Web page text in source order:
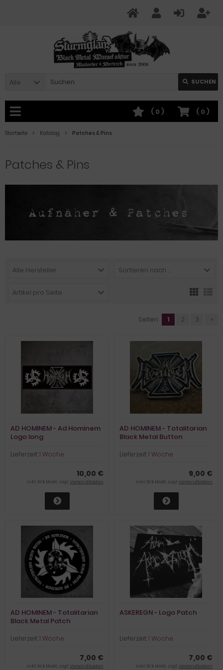
Alle SUCHEN
( 0 )
( 0 )
Startseite Katalog Patches & Pins
Patches & Pins
Alle Hersteller Sortieren nach ...
Artikel pro Seite
Seiten: 1 2 3 »
AD HOMINEM - Ad Hominem
Logo long
Lieferzeit:1 Woche
10,00 €
inkl. 19 % MwSt. zzgl.Versandkosten
AD HOMINEM - Totalitarian
Black Metal Button
Lieferzeit:1 Woche
9,00 €
inkl. 19 % MwSt. zzgl.Versandkosten
AD HOMINEM - Totalitarian
Black Metal Patch
Lieferzeit:1 Woche
7,00 €
inkl. 19 % MwSt. zzgl.Versandkosten
ASKEREGN - Logo Patch
Lieferzeit:1 Woche
7,00 €
inkl. 19 % MwSt. zzgl.Versandkosten